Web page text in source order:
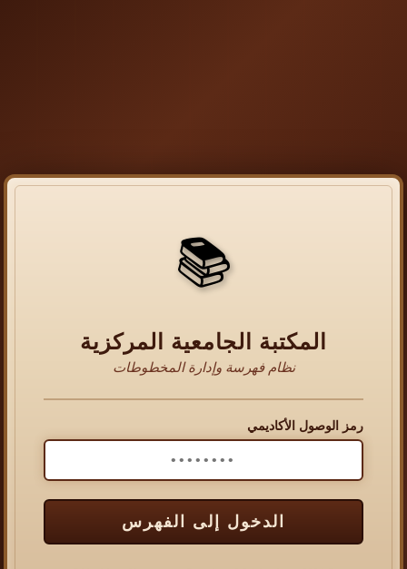
📚
المكتبة الجامعية المركزية
نظام فهرسة وإدارة المخطوطات
رمز الوصول الأكاديمي
الدخول إلى الفهرس